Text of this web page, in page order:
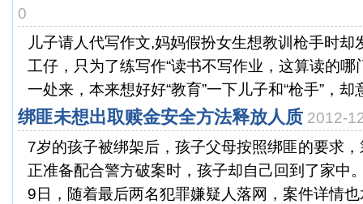
0
儿子请人代写作文,妈妈假扮女生想教训枪手时却
工仔，只为了练写作“读书不写作业，这算读的哪
一处来，本来想好好“教育”一下儿子和“枪手”，却
绑匪未想出取赎金安全方法释放人质 2012-
7岁的孩子被绑架后，孩子父母按照绑匪的要求
正准备配合警方破案时，孩子却自己回到了家中
9日，随着最后两名犯罪嫌疑人落网，案件详情